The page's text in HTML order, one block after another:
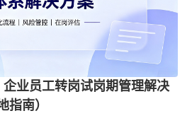
业员工转岗试岗期管理解决
指南）